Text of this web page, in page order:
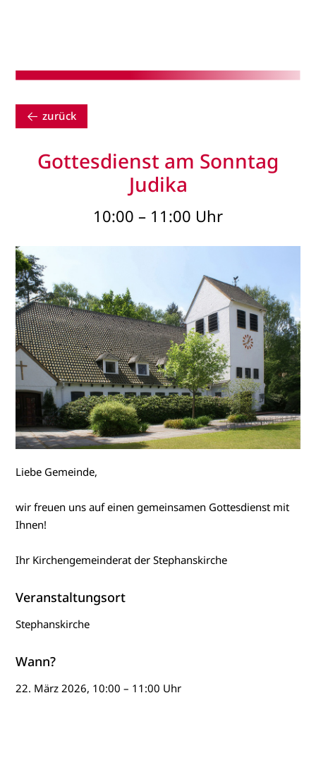
zurück
Gottesdienst am Sonntag
Judika
10:00 – 11:00 Uhr
Liebe Gemeinde,
wir freuen uns auf einen gemeinsamen Gottesdienst mit
Ihnen!
Ihr Kirchengemeinderat der Stephanskirche
Veranstaltungsort
Stephanskirche
Wann?
22. März 2026, 10:00 – 11:00 Uhr